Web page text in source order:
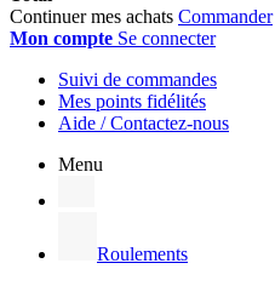
Continuer mes achats Commander
Mon compte Se connecter
Suivi de commandes
Mes points fidélités
Aide / Contactez-nous
Menu
Roulements